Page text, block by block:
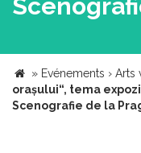
» Evénements › Arts
orașului“, tema
Scenografie de la